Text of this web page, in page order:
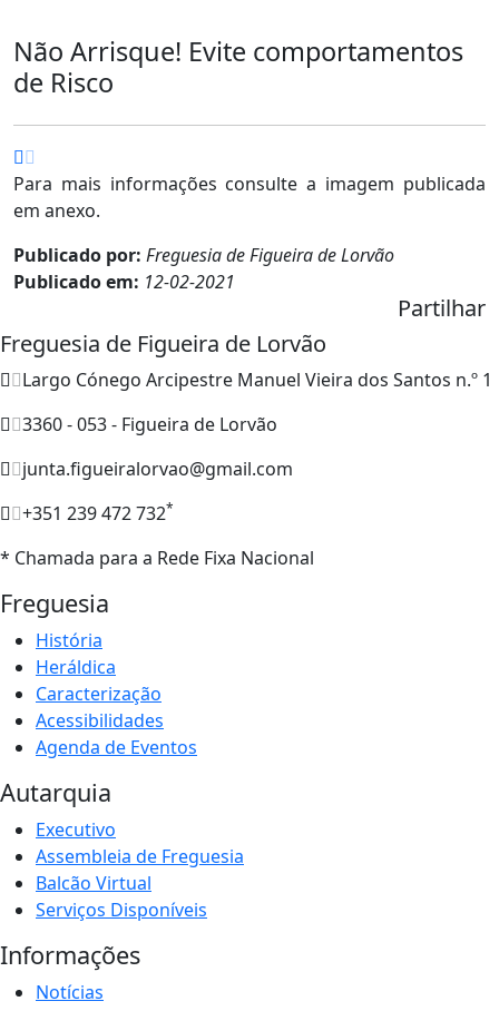
Não Arrisque! Evite comportamentos
de Risco
Para mais informações consulte a imagem publicada
em anexo.
Publicado por: Freguesia de Figueira de Lorvão
Publicado em: 12-02-2021
Partilhar
Freguesia de Figueira de Lorvão
Largo Cónego Arcipestre Manuel Vieira dos Santos n.º 1
3360 - 053 - Figueira de Lorvão
junta.figueiralorvao@gmail.com
+351 239 472 732*
* Chamada para a Rede Fixa Nacional
Freguesia
História
Heráldica
Caracterização
Acessibilidades
Agenda de Eventos
Autarquia
Executivo
Assembleia de Freguesia
Balcão Virtual
Serviços Disponíveis
Informações
Notícias